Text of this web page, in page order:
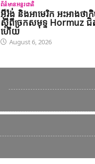
ព័ត៌មានអន្តរជាតិ
អ៊ីរ៉ង់ និងអាមេរិក អះអាងថាកិ
ស្តីពីច្រកសមុទ្ទ Hormuz ជិ
ហើយ
August 6, 2026